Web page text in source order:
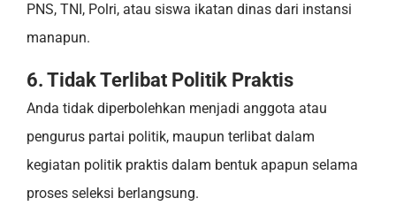
PNS, TNI, Polri, atau siswa ikatan dinas dari instansi
manapun.
6. Tidak Terlibat Politik Praktis
Anda tidak diperbolehkan menjadi anggota atau
pengurus partai politik, maupun terlibat dalam
kegiatan politik praktis dalam bentuk apapun selama
proses seleksi berlangsung.